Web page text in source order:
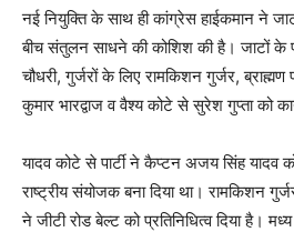
नई नियुक्ति के साथ ही कांग्रेस हाईकमान ने
बीच संतुलन साधने की कोशिश की है। जाटों के
चौधरी, गुर्जरों के लिए रामकिशन गुर्जर,
कुमार भारद्वाज व वैश्य कोटे से सुरेश गुप्ता को
यादव कोटे से पार्टी ने कैप्टन अजय सिंह यादव
राष्ट्रीय संयोजक बना दिया था। रामकिशन
ने जीटी रोड बेल्ट को प्रतिनिधित्व दिया है।